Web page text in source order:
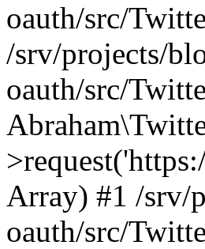
oauth/src/
/srv/projects/
oauth/src/
Array) #1 /srv/
oauth/src/